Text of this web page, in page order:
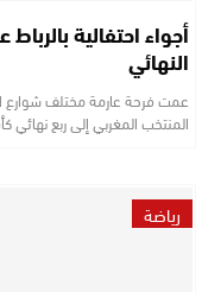
أجواء احتفالية
النهائي
عمت فرحة عارمة مختلف شوارع
المنتخب المغربي إلى ربع نهائي
رياضة